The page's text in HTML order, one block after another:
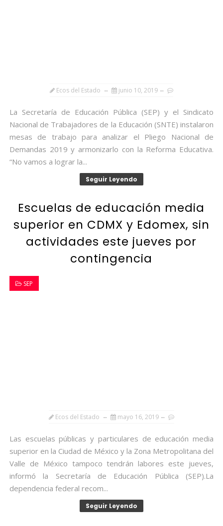
Ecos del Estado junio 10, 2019
La Secretaría de Educación Pública (SEP) y el Sindicato
Nacional de Trabajadores de la Educación (SNTE) instalaron
mesas de trabajo para analizar el Pliego Nacional de
Demandas 2019 y armonizarlo con la Reforma Educativa.
“No vamos a lograr la...
Seguir Leyendo
Escuelas de educación media
superior en CDMX y Edomex, sin
actividades este jueves por
contingencia
SEP
Ecos del Estado mayo 16, 2019
Las escuelas públicas y particulares de educación media
superior en la Ciudad de México y la Zona Metropolitana del
Valle de México tampoco tendrán labores este jueves,
informó la Secretaría de Educación Pública (SEP).La
dependencia federal recom...
Seguir Leyendo